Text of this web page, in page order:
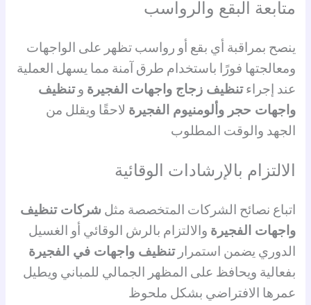
متابعة البقع والرواسب
ينصح بمراقبة أي بقع أو رواسب تظهر على الواجهات
ومعالجتها فورًا باستخدام طرق آمنة مما يسهل العملية
عند إجراءتنظيف زجاج واجهات الفجيرة وتنظيف
واجهات حجر وألومنيوم الفجيرة لاحقًا ويقلل من
الجهد والوقت المطلوب
الالتزام بالإرشادات الوقائية
اتباع نصائح الشركات المتخصصة مثل شركات تنظيف
واجهات الفجيرة والالتزام بالرش الوقائي أو الغسيل
الدوري يضمن استمرارتنظيف واجهات في الفجيرة
بفعالية ويحافظ على المظهر الجمالي للمباني ويطيل
عمرها الافتراضي بشكل ملحوظ